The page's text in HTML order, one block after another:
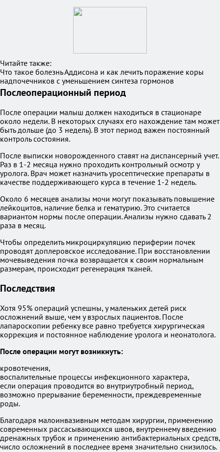
Читайте также:
Что такое болезнь Аддисона и как лечить поражение коры
надпочечников с уменьшением синтеза гормонов
Послеоперационный период
После операции малыш должен находиться в стационаре
около недели. В некоторых случаях его нахождение там может
быть дольше (до 3 недель). В этот период важен постоянный
контроль состояния.
После выписки новорожденного ставят на диспансерный учет.
Раз в 1-2 месяца нужно проходить контрольный осмотр у
уролога. Врач может назначить уросептические препараты в
качестве поддерживающего курса в течение 1-2 недель.
Около 6 месяцев анализы мочи могут показывать повышение
лейкоцитов, наличие белка и гематурию. Это считается
вариантом нормы после операции. Анализы нужно сдавать 2
раза в месяц.
Чтобы определить микроциркуляцию периферии почек
проводят доплеровское исследование. При восстановлении
мочевыведения почка возвращается к своим нормальным
размерам, происходит регенерация тканей.
Последствия
Хотя 95% операций успешны, у маленьких детей риск
осложнений выше, чем у взрослых пациентов. После
лапароскопии ребенку все равно требуется хирургическая
коррекция и постоянное наблюдение уролога и неонатолога.
После операции могут возникнуть:
кровотечения,
воспалительные процессы инфекционного характера,
если операция проводится во внутриутробный период,
возможно прерывание беременности, преждевременные
роды.
Благодаря малоинвазивным методам хирургии, применению
современных рассасывающихся швов, внутреннему введению
дренажных трубок и применению антибактериальных средств,
число осложнений в последнее время значительно снизилось.